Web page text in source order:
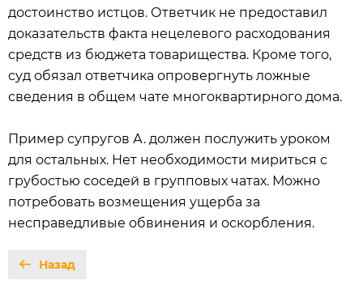
достоинство истцов. Ответчик не предоставил
доказательств факта нецелевого расходования
средств из бюджета товарищества. Кроме того,
суд обязал ответчика опровергнуть ложные
сведения в общем чате многоквартирного дома.
Пример супругов А. должен послужить уроком
для остальных. Нет необходимости мириться с
грубостью соседей в групповых чатах. Можно
потребовать возмещения ущерба за
несправедливые обвинения и оскорбления.
Назад